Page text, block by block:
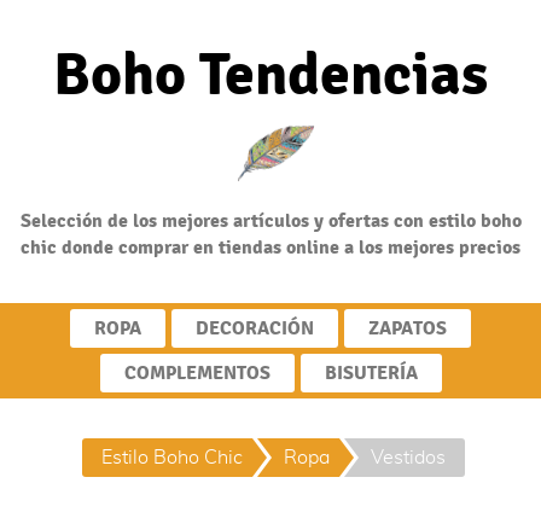
Boho Tendencias
Selección de los mejores artículos y ofertas con estilo boho
chic donde comprar en tiendas online a los mejores precios
ROPA DECORACIÓN
ZAPATOS
COMPLEMENTOS
BISUTERÍA
Moda Estilo Boho
Chic Online
Estilo Boho Chic
Ropa
Estilo
Ropa
Vestidos
Estilo Boho
Vestidos